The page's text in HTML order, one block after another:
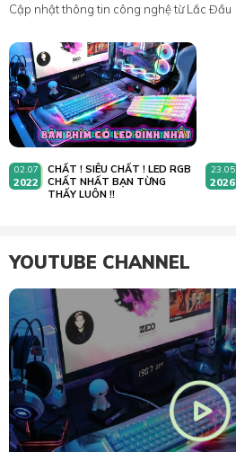
Cập nhật thông tin công nghệ từ Lắc Đầu
02.07
2022
CHẤT ! SIÊU CHẤT ! LED RGB
CHẤT NHẤT BẠN TỪNG
THẤY LUÔN !!
23.05
2026
YOUTUBE CHANNEL